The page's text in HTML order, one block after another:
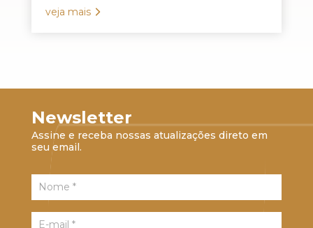
veja mais
Newsletter
Assine e receba nossas atualizações direto em
seu email.